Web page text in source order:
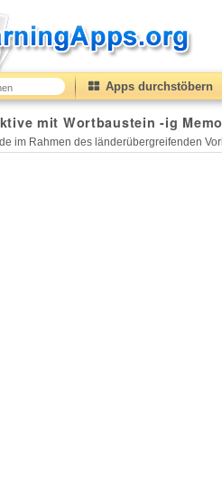
Apps durchstöbern
mit Wortbaustein -ig
im Rahmen des länderübergreifenden